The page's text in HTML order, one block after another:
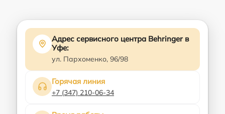
Адрес сервисного центра Behringer в
Уфе:
ул. Пархоменко, 96/98
Горячая линия
+7 (347) 210-06-34